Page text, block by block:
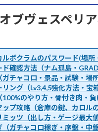
ブヴェスペリ
ルボクラムのパスワード(場所
確認方法（ナム孤島・
チャコロ・景品・試験・場
ング（Lv3,4,5強化方法・宝
100%のやり方・骨付き肉・負
プ攻略（倉庫の鍵、カロル
ッツ（出し方・ゲージ最大値
（ガチャコロ稼ぎ・序盤・中